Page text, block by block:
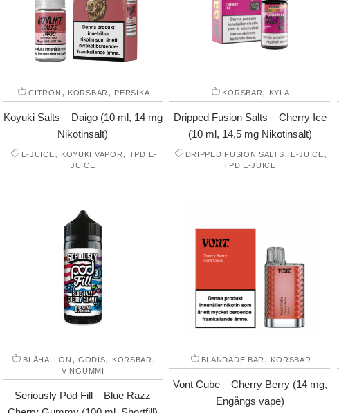
CITRON , KÖRSBÄR , PERSIKA
Koyuki Salts – Daigo (10 ml, 14 mg
Nikotinsalt)
E-JUICE, KOYUKI VAPOR, TPD E-
JUICE
KÖRSBÄR, KYLA
Dripped Fusion Salts – Cherry Ice
(10 ml, 14,5 mg Nikotinsalt)
DRIPPED FUSION SALTS, E-JUICE,
TPD E-JUICE
BLÅHALLON , GODIS, KÖRSBÄR ,
VINGUMMI
Seriously Pod Fill – Blue Razz
BLANDADE BÄR , KÖRSBÄR
Vont Cube – Cherry Berry (14 mg,
Engångs vape)